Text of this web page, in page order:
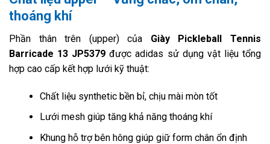
thoáng khí
Phần thân trên (upper) của Giày Pickleball Tennis
Barricade 13 JP5379 được adidas sử dụng vật liệu tổng
hợp cao cấp kết hợp lưới kỹ thuật:
Chất liệu synthetic bền bỉ, chịu mài mòn tốt
Lưới mesh giúp tăng khả năng thoáng khí
Khung hỗ trợ bên hông giúp giữ form chân ổn định